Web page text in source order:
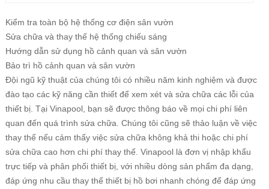
Kiểm tra toàn bộ hệ thống cơ điện sân vườn
Sửa chữa và thay thế hệ thống chiếu sáng
Hướng dẫn sử dụng hồ cảnh quan và sân vườn
Bảo trì hồ cảnh quan và sân vườn
Đội ngũ kỹ thuật của chúng tôi có nhiều năm kinh nghiệm và được
đào tạo các kỹ năng cần thiết để xem xét và sửa chữa các lỗi của
thiết bị. Tại Vinapool, bạn sẽ được thông báo về mọi chi phí liên
quan đến quá trình sửa chữa. Chúng tôi cũng sẽ thảo luận về việc
thay thế nếu cảm thấy việc sửa chữa không khả thi hoặc chi phí
sửa chữa cao hơn chi phí thay thế. Vinapool là đơn vị nhập khẩu
trực tiếp và phân phối thiết bị, với nhiều dòng sản phẩm đa dạng,
đáp ứng nhu cầu thay thế thiết bị hồ bơi nhanh chóng để đáp ứng